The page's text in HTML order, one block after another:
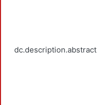
dc.description.abstract